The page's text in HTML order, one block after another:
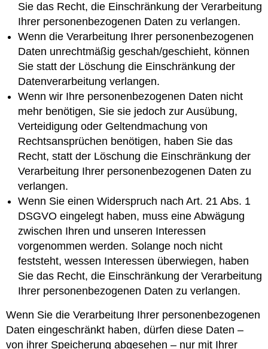
Sie das Recht, die Einschränkung der Verarbeitung
Ihrer personenbezogenen Daten zu verlangen.
Wenn die Verarbeitung Ihrer personenbezogenen
Daten unrechtmäßig geschah/geschieht, können
Sie statt der Löschung die Einschränkung der
Datenverarbeitung verlangen.
Wenn wir Ihre personenbezogenen Daten nicht
mehr benötigen, Sie sie jedoch zur Ausübung,
Verteidigung oder Geltendmachung von
Rechtsansprüchen benötigen, haben Sie das
Recht, statt der Löschung die Einschränkung der
Verarbeitung Ihrer personenbezogenen Daten zu
verlangen.
Wenn Sie einen Widerspruch nach Art. 21 Abs. 1
DSGVO eingelegt haben, muss eine Abwägung
zwischen Ihren und unseren Interessen
vorgenommen werden. Solange noch nicht
feststeht, wessen Interessen überwiegen, haben
Sie das Recht, die Einschränkung der Verarbeitung
Ihrer personenbezogenen Daten zu verlangen.
Wenn Sie die Verarbeitung Ihrer personenbezogenen
Daten eingeschränkt haben, dürfen diese Daten –
von ihrer Speicherung abgesehen – nur mit Ihrer